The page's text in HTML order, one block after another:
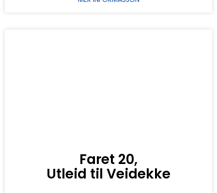
Faret 20,
Utleid til Veidekke